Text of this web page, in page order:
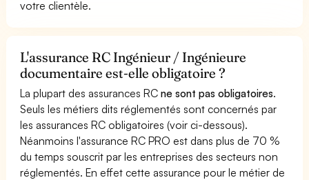
votre clientèle.
L'assurance RC Ingénieur / Ingénieure
documentaire est-elle obligatoire ?
La plupart des assurances RCne sont pas obligatoires.
Seuls les métiers dits réglementés sont concernés par
les assurances RC obligatoires (voir ci-dessous).
Néanmoins l'assurance RC PRO est dans plus de 70 %
du temps souscrit par les entreprises des secteurs non
réglementés. En effet cette assurance pour le métier de